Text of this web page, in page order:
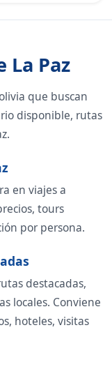
La Paz
que buscan
disponible, rutas
en viajes a
tours
por persona.
destacadas,
locales. Conviene
hoteles, visitas